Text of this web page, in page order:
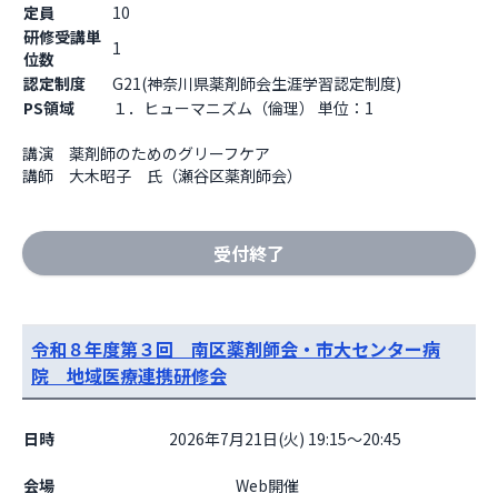
定員
10
研修受講単
位数
1
認定制度
G21(神奈川県薬剤師会生涯学習認定制度)
PS領域
１．ヒューマニズム（倫理） 単位：1
講演　薬剤師のためのグリーフケア
講師　大木昭子　氏（瀬谷区薬剤師会）
受付終了
令和８年度第３回 南区薬剤師会・市大センター病
院 地域医療連携研修会
日時 2026年7月21日(火) 19:15～20:45
会場